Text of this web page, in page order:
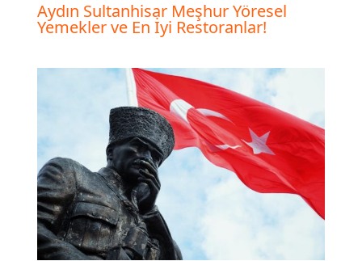
Aydın Sultanhisar Meşhur Yöresel
Yemekler ve En İyi Restoranlar!